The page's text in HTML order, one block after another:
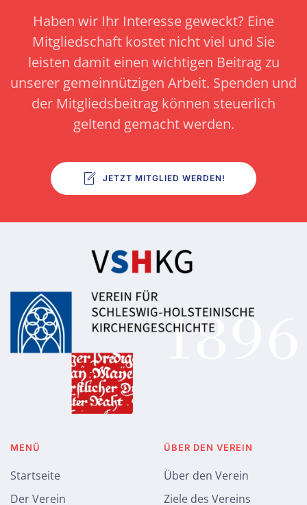
Haben wir Ihr Interesse geweckt? Eine
Mitgliedschaft kostet nicht viel und Sie
leisten damit einen wichtigen Beitrag zu
unserer gemeinnützigen Arbeit. Spenden und
der Mitgliedsbeitrag können steuerlich
geltend gemacht werden.
JETZT MITGLIED WERDEN!
MENÜ
Startseite
Der Verein
ÜBER DEN VEREIN
Über den Verein
Ziele des Vereins